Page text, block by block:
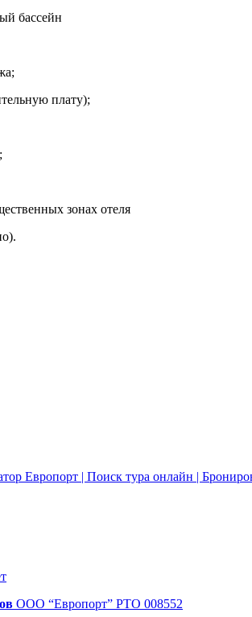
бассейн
плату);
зонах отеля
ООО “Европорт” РТО 008552